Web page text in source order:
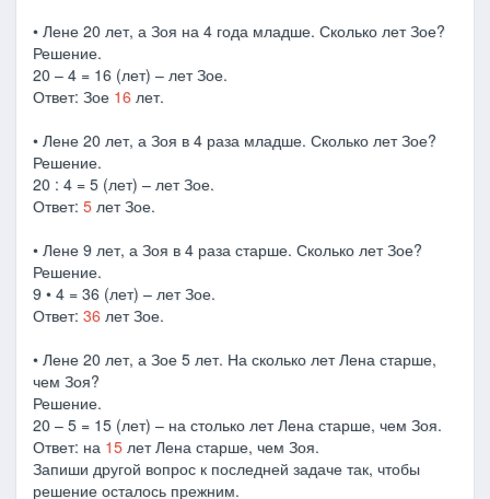
• Лене 20 лет, а Зоя на 4 года младше. Сколько лет Зое?
Решение.
20 – 4 = 16 (лет) – лет Зое.
Ответ: Зое 16 лет.
• Лене 20 лет, а Зоя в 4 раза младше. Сколько лет Зое?
Решение.
20 : 4 = 5 (лет) – лет Зое.
Ответ: 5 лет Зое.
• Лене 9 лет, а Зоя в 4 раза старше. Сколько лет Зое?
Решение.
9 • 4 = 36 (лет) – лет Зое.
Ответ: 36 лет Зое.
• Лене 20 лет, а Зое 5 лет. На сколько лет Лена старше,
чем Зоя?
Решение.
20 – 5 = 15 (лет) – на столько лет Лена старше, чем Зоя.
Ответ: на 15 лет Лена старше, чем Зоя.
Запиши другой вопрос к последней задаче так, чтобы
решение осталось прежним.